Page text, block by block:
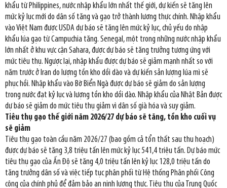
khẩu từ Philippines, nước nhập khẩu lớn nhất thế giới, dự kiến sẽ tăng lên
mức kỷ lục mới do dân số tăng và gạo trở thành lương thực chính. Nhập khẩu
vào Việt Nam được USDA dự báo sẽ tăng lên mức kỷ lục, chủ yếu do nhập
khẩu lúa gạo từ Campuchia tăng. Senegal, một trong những nước nhập khẩu
lớn nhất ở khu vực cận Sahara, được dự báo sẽ tăng trưởng tương ứng với
mức tiêu thụ. Ngược lại, nhập khẩu được dự báo sẽ giảm mạnh nhất so với
năm trước ở Iran do lượng tồn kho dồi dào và dự kiến sản lượng lúa mì sẽ
phục hồi. Nhập khẩu vào Bờ Biển Ngà được dự báo sẽ giảm do sản lượng
trong nước đạt kỷ lục và lượng tồn kho dồi dào. Nhập khẩu của Nhật Bản được
dự báo sẽ giảm do mức tiêu thụ giảm vì dân số già hóa và suy giảm.
Tiêu thụ gạo thế giới năm 2026/27 dự báo sẽ tăng, tồn kho cuối vụ
sẽ giảm
Tiêu thụ gạo toàn cầu năm 2026/27 (bao gồm cả tổn thất sau thu hoạch)
được dự báo sẽ tăng 3,8 triệu tấn lên mức kỷ lục 541,4 triệu tấn. Dự báo mức
tiêu thụ gạo của Ấn Độ sẽ tăng 4,0 triệu tấn lên kỷ lục 128,0 triệu tấn do
tăng trưởng dân số và việc tiếp tục phân phối từ Hệ thống Phân phối Công
cộng của chính phủ để đảm bảo an ninh lương thực. Tiêu thụ của Trung Quốc